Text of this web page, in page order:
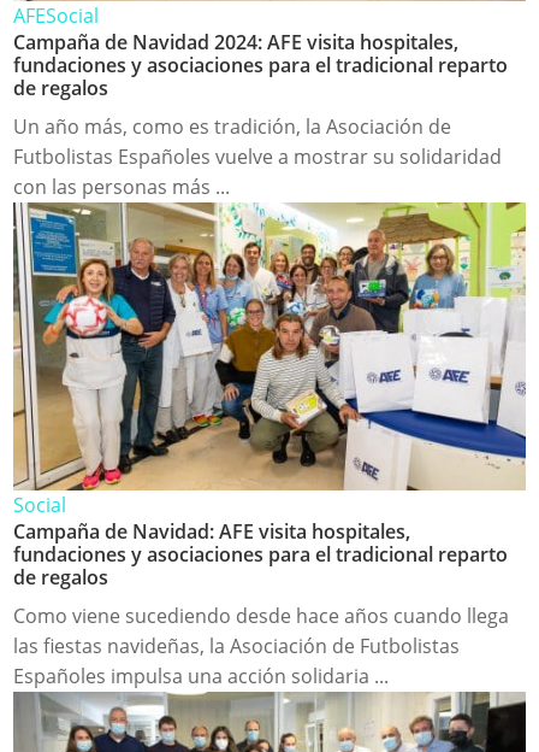
AFESocial
Campaña de Navidad 2024: AFE visita hospitales,
fundaciones y asociaciones para el tradicional reparto
de regalos
Un año más, como es tradición, la Asociación de
Futbolistas Españoles vuelve a mostrar su solidaridad
con las personas más ...
Social
Campaña de Navidad: AFE visita hospitales,
fundaciones y asociaciones para el tradicional reparto
de regalos
Como viene sucediendo desde hace años cuando llega
las fiestas navideñas, la Asociación de Futbolistas
Españoles impulsa una acción solidaria ...